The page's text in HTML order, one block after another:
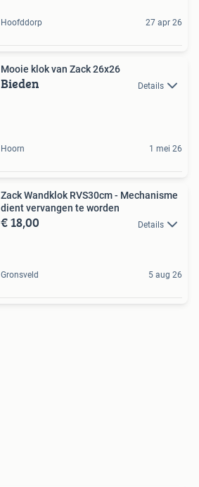
Hoofddorp 27 apr 26
Mooie klok van Zack 26x26
Bieden Details
Hoorn 1 mei 26
Zack Wandklok RVS30cm - Mechanisme
dient vervangen te worden
€ 18,00 Details
Gronsveld 5 aug 26